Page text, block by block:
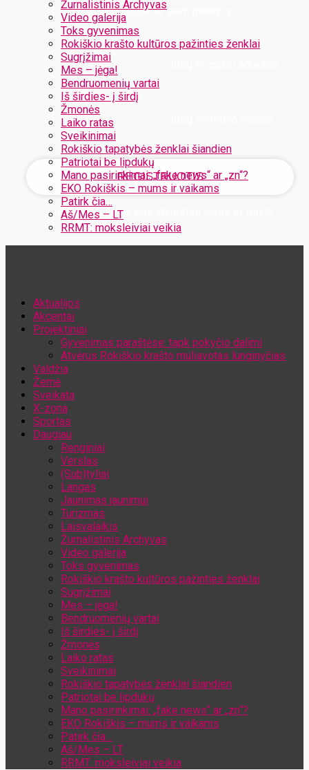
Žurnalistinis Archyvas
Video galerija
Toks gyvenimas
Rokiškio krašto kultūros pažinties ženklai
Sugrįžimai
Mes – jėga!
Bendruomenių vartai
Iš širdies- į širdį
Žmonės
Laiko ratas
Sveikinimai
Rokiškio tapatybės ženklai šiandien
Patriotai be lipdukų
Mano pasirinkimai: „fake news“ ar „zn“?
EKO Rokiškis – mums ir vaikams
Patirk čia…
Aš/Mes – LT
RRMT: moksleiviai veikia
Užregistruokite savo paskyrą
Jūsų slaptažodis bus atsiųstas Jums el. paštu
Aktualijos
Akcentai
Projektiniai
Gyvenimas paraštėse: tapk pokyčio dalimi
Atvėrus Rokiškio krašto muliavotas lunginyčias
Valdžia
Žemė
Sveikata
X-zona
Sportas
Daugiau
Renginiai
Verslas
(Sub)tyliai
Langas
Jaunimas jaunimui
Turizmas
Laisvalaikis
Žurnalistinis Archyvas
Video galerija
Toks gyvenimas
Rokiškio krašto kultūros pažinties ženklai
Sugrįžimai
Mes – jėga!
Bendruomenių vartai
Iš širdies- į širdį
Žmonės
Laiko ratas
Sveikinimai
Rokiškio tapatybės ženklai šiandien
Patriotai be lipdukų
Mano pasirinkimai: „fake news“ ar „zn“?
EKO Rokiškis – mums ir vaikams
Patirk čia…
Aš/Mes – LT
RRMT: moksleiviai veikia